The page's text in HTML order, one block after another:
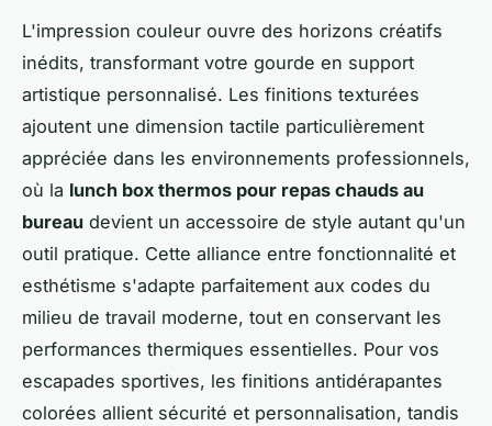
L'impression couleur ouvre des horizons créatifs
inédits, transformant votre gourde en support
artistique personnalisé. Les finitions texturées
ajoutent une dimension tactile particulièrement
appréciée dans les environnements professionnels,
où la lunch box thermos pour repas chauds au
bureau devient un accessoire de style autant qu'un
outil pratique. Cette alliance entre fonctionnalité et
esthétisme s'adapte parfaitement aux codes du
milieu de travail moderne, tout en conservant les
performances thermiques essentielles. Pour vos
escapades sportives, les finitions antidérapantes
colorées allient sécurité et personnalisation, tandis